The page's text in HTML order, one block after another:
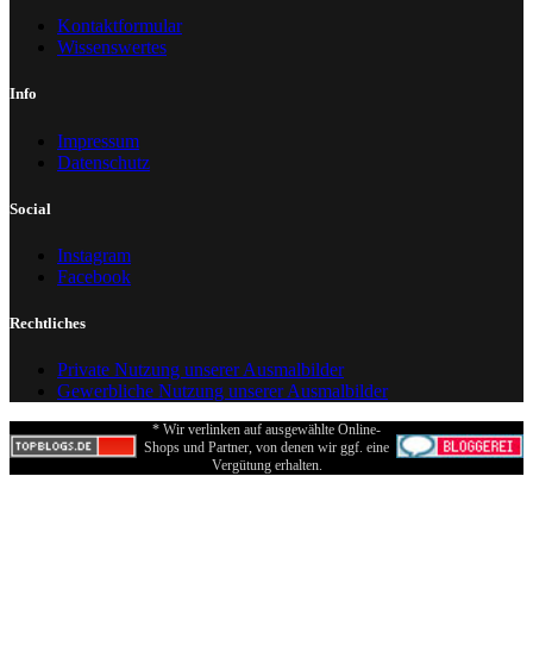
Kontaktformular
Wissenswertes
Info
Impressum
Datenschutz
Social
Instagram
Facebook
Rechtliches
Private Nutzung unserer Ausmalbilder
Gewerbliche Nutzung unserer Ausmalbilder
* Wir verlinken auf ausgewählte Online-
Shops und Partner, von denen wir ggf. eine
Vergütung erhalten.